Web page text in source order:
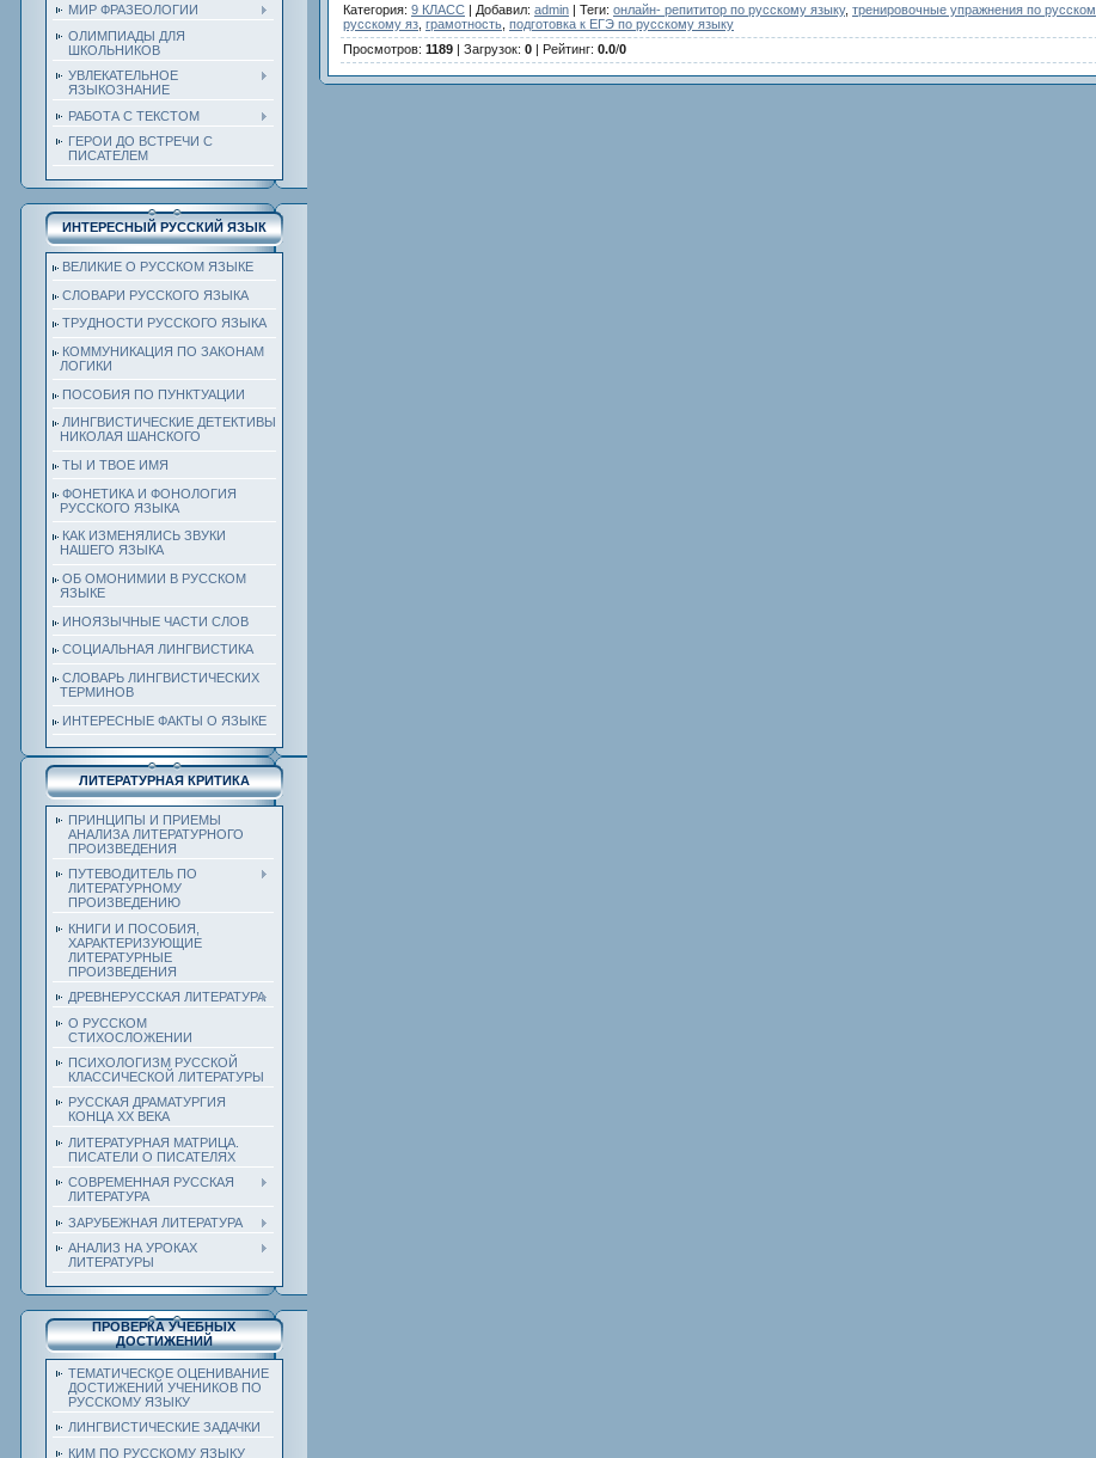
МИР ФРАЗЕОЛОГИИ
ОЛИМПИАДЫ ДЛЯ
ШКОЛЬНИКОВ
УВЛЕКАТЕЛЬНОЕ
ЯЗЫКОЗНАНИЕ
РАБОТА С ТЕКСТОМ
ГЕРОИ ДО ВСТРЕЧИ С
ПИСАТЕЛЕМ
ИНТЕРЕСНЫЙ РУССКИЙ ЯЗЫК
ВЕЛИКИЕ О РУССКОМ ЯЗЫКЕ
СЛОВАРИ РУССКОГО ЯЗЫКА
ТРУДНОСТИ РУССКОГО ЯЗЫКА
КОММУНИКАЦИЯ ПО ЗАКОНАМ
ЛОГИКИ
ПОСОБИЯ ПО ПУНКТУАЦИИ
ЛИНГВИСТИЧЕСКИЕ ДЕТЕКТИВЫ
НИКОЛАЯ ШАНСКОГО
ТЫ И ТВОЕ ИМЯ
ФОНЕТИКА И ФОНОЛОГИЯ
РУССКОГО ЯЗЫКА
КАК ИЗМЕНЯЛИСЬ ЗВУКИ
НАШЕГО ЯЗЫКА
ОБ ОМОНИМИИ В РУССКОМ
ЯЗЫКЕ
ИНОЯЗЫЧНЫЕ ЧАСТИ СЛОВ
СОЦИАЛЬНАЯ ЛИНГВИСТИКА
СЛОВАРЬ ЛИНГВИСТИЧЕСКИХ
ТЕРМИНОВ
ИНТЕРЕСНЫЕ ФАКТЫ О ЯЗЫКЕ
ЛИТЕРАТУРНАЯ КРИТИКА
ПРИНЦИПЫ И ПРИЕМЫ
АНАЛИЗА ЛИТЕРАТУРНОГО
ПРОИЗВЕДЕНИЯ
ПУТЕВОДИТЕЛЬ ПО
ЛИТЕРАТУРНОМУ
ПРОИЗВЕДЕНИЮ
КНИГИ И ПОСОБИЯ,
ХАРАКТЕРИЗУЮЩИЕ
ЛИТЕРАТУРНЫЕ
ПРОИЗВЕДЕНИЯ
ДРЕВНЕРУССКАЯ ЛИТЕРАТУРА
О РУССКОМ
СТИХОСЛОЖЕНИИ
ПСИХОЛОГИЗМ РУССКОЙ
КЛАССИЧЕСКОЙ ЛИТЕРАТУРЫ
РУССКАЯ ДРАМАТУРГИЯ
КОНЦА ХХ ВЕКА
ЛИТЕРАТУРНАЯ МАТРИЦА.
ПИСАТЕЛИ О ПИСАТЕЛЯХ
СОВРЕМЕННАЯ РУССКАЯ
ЛИТЕРАТУРА
ЗАРУБЕЖНАЯ ЛИТЕРАТУРА
АНАЛИЗ НА УРОКАХ
ЛИТЕРАТУРЫ
ПРОВЕРКА УЧЕБНЫХ
ДОСТИЖЕНИЙ
ТЕМАТИЧЕСКОЕ ОЦЕНИВАНИЕ
ДОСТИЖЕНИЙ УЧЕНИКОВ ПО
РУССКОМУ ЯЗЫКУ
ЛИНГВИСТИЧЕСКИЕ ЗАДАЧКИ
КИМ ПО РУССКОМУ ЯЗЫКУ
Категория: 9 КЛАСС | Добавил: admin | Теги: онлайн- репититор по русскому языку, тренировочные упражнения по русском
русскому яз грамотность подготовка к ЕГЭ по русскому языку
Просмотров: 1189 | Загрузок: 0 | Рейтинг: 0.0/0